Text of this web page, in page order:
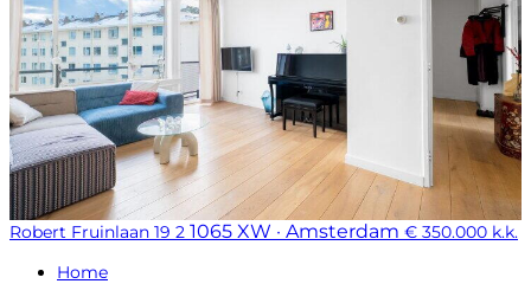
Robert Fruinlaan 19 2 1065 XW · Amsterdam € 350.000 k.k.
Home